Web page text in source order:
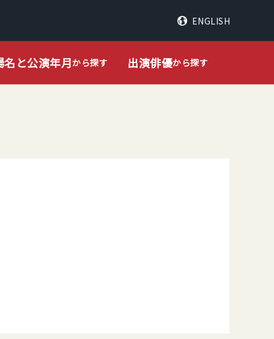
ENGLISH
名と公演年月から探す 出演俳優から探す